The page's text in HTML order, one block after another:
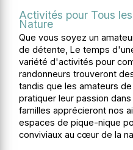
Activités pour Tous
Nature
Que vous soyez un
de détente, Le temps
variété d'activités pour
randonneurs trouveront
tandis que les amateurs
pratiquer leur passion
familles apprécieront nos
espaces de pique-nique
conviviaux au cœur de la